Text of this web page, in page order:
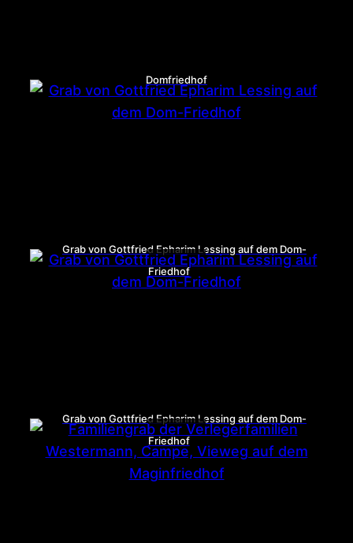
Domfriedhof
Grab von Gottfried Epharim Lessing auf dem Dom-
Friedhof
Grab von Gottfried Epharim Lessing auf dem Dom-
Friedhof